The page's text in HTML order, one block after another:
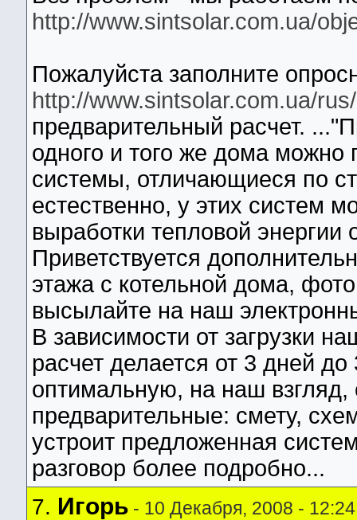
http://www.sintsolar.com.ua/
Пожалуйста заполните
http://www.sintsolar.com.ua/
предварительный расчет.
одного и того же дома можно
системы, отличающиеся по
естественно, у этих систем
выработки тепловой энергии
Приветствуется
этажа с котельной дома,
высылайте на наш
В зависимости от загрузки
расчет делается от 3 дней
оптимальную, на наш взгляд,
предварительные: смету,
устроит предложенная
разговор более подробно...
7. Игорь- 10 Декабря, 2008 -